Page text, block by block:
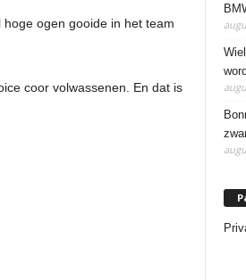
ogen gooide in het team
coor volwassenen. En dat is